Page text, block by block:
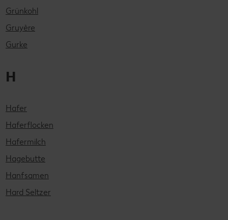
Grünkohl
Gruyère
Gurke
H
Hafer
Haferflocken
Hafermilch
Hagebutte
Hanfsamen
Hard Seltzer